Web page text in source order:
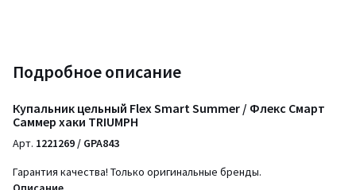
Подробное описание
Купальник цельный Flex Smart Summer / Флекс Смарт
Саммер хаки TRIUMPH
Арт. 1221269 / GPA843
Гарантия качества! Только оригинальные бренды.